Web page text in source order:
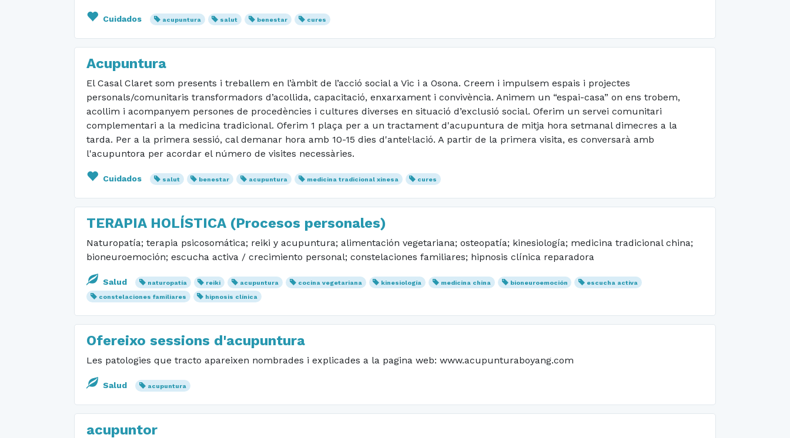
Cuidados acupuntura salut benestar cures
Acupuntura
El Casal Claret som presents i treballem en l’àmbit de l’acció social a Vic i a Osona. Creem i impulsem espais i projectes
personals/comunitaris transformadors d’acollida, capacitació, enxarxament i convivència. Animem un “espai-casa” on ens trobem,
acollim i acompanyem persones de procedències i cultures diverses en situació d’exclusió social. Oferim un servei comunitari
complementari a la medicina tradicional. Oferim 1 plaça per a un tractament d'acupuntura de mitja hora setmanal dimecres a la
tarda. Per a la primera sessió, cal demanar hora amb 10-15 dies d'antel·lació. A partir de la primera visita, es conversarà amb
l'acupuntora per acordar el número de visites necessàries.
Cuidados salut benestar acupuntura medicina tradicional xinesa cures
TERAPIA HOLÍSTICA (Procesos personales)
Naturopatía; terapia psicosomática; reiki y acupuntura; alimentación vegetariana; osteopatía; kinesiología; medicina tradicional china;
bioneuroemoción; escucha activa / crecimiento personal; constelaciones familiares; hipnosis clínica reparadora
Salud naturopatía reiki acupuntura cocina vegetariana kinesiología medicina china bioneuroemoción
escucha activa
constelaciones familiares
hipnosis clínica
Ofereixo sessions d'acupuntura
Les patologies que tracto apareixen nombrades i explicades a la pagina web: www.acupunturaboyang.com
Salud acupuntura
acupuntor